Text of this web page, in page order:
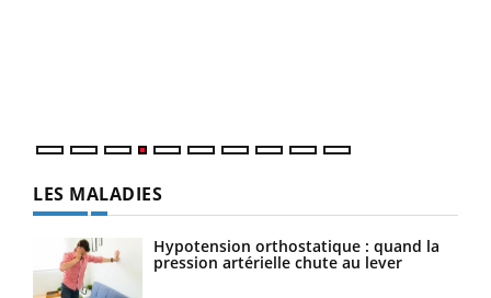
LES MALADIES
Hypotension orthostatique : quand la
pression artérielle chute au lever